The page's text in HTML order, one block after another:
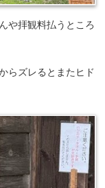
や拝観料払うところ
らズレるとまたヒド